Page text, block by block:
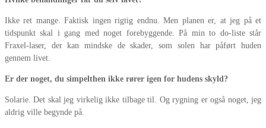
Ikke ret mange. Faktisk ingen rigtig endnu. Men planen er, at jeg på et
tidspunkt skal i gang med noget forebyggende. På min to do-liste står
Fraxel-laser, der kan mindske de skader, som solen har påført huden
gennem livet.
Er der noget, du simpelthen ikke rører igen for hudens skyld?
Solarie. Det skal jeg virkelig ikke tilbage til. Og rygning er også noget, jeg
aldrig ville begynde på.